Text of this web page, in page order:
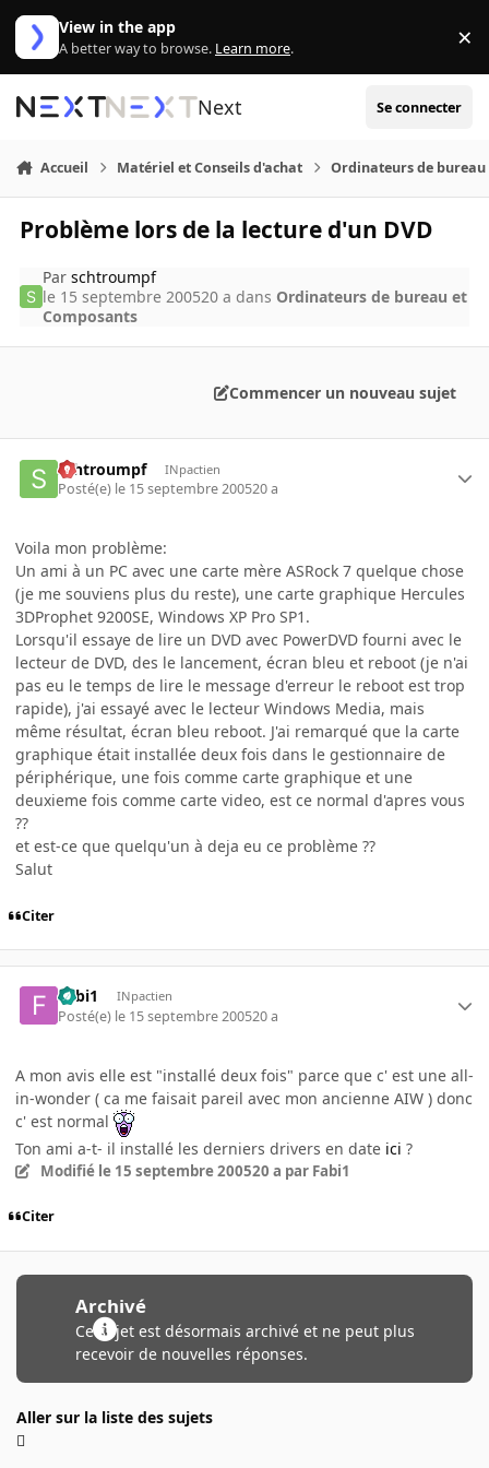
Aller au contenu
View in the app
A better way to browse. Learn more. ×
Next Se connecter
Accueil Matériel et Conseils d'achat Ordinateurs de bureau
Problème lors de la lecture d'un DVD
Parschtroumpf
le 15 septembre 200520 a dans Ordinateurs de bureau et
Composants
Commencer un nouveau sujet
schtroumpf INpactien
Posté(e) le 15 septembre 200520 a
Voila mon problème:
Un ami à un PC avec une carte mère ASRock 7 quelque chose
(je me souviens plus du reste), une carte graphique Hercules
3DProphet 9200SE, Windows XP Pro SP1.
Lorsqu'il essaye de lire un DVD avec PowerDVD fourni avec le
lecteur de DVD, des le lancement, écran bleu et reboot (je n'ai
pas eu le temps de lire le message d'erreur le reboot est trop
rapide), j'ai essayé avec le lecteur Windows Media, mais
même résultat, écran bleu reboot. J'ai remarqué que la carte
graphique était installée deux fois dans le gestionnaire de
périphérique, une fois comme carte graphique et une
deuxieme fois comme carte video, est ce normal d'apres vous
??
et est-ce que quelqu'un à deja eu ce problème ??
Salut
Citer
Fabi1 INpactien
Posté(e) le 15 septembre 200520 a
A mon avis elle est "installé deux fois" parce que c' est une all-
in-wonder ( ca me faisait pareil avec mon ancienne AIW ) donc
c' est normal
Ton ami a-t- il installé les derniers drivers en date ici ?
Modifié le 15 septembre 200520 a par Fabi1
Citer
Archivé
Ce sujet est désormais archivé et ne peut plus
recevoir de nouvelles réponses.
Aller sur la liste des sujets